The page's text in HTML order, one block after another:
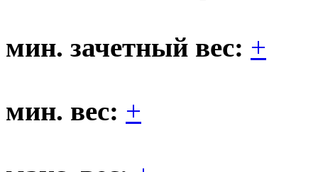
мин. зачетный вес: +
мин. вес: +